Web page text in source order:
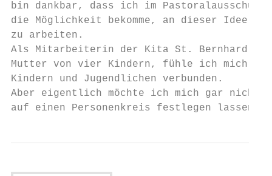
bin dankbar, dass ich im Pastoralausschuss
die Möglichkeit bekomme, an dieser Idee
zu arbeiten.
Als Mitarbeiterin der Kita St. Bernhard und
Mutter von vier Kindern, fühle ich mich
Kindern und Jugendlichen verbunden.
Aber eigentlich möchte ich mich gar nicht
auf einen Personenkreis festlegen lassen.